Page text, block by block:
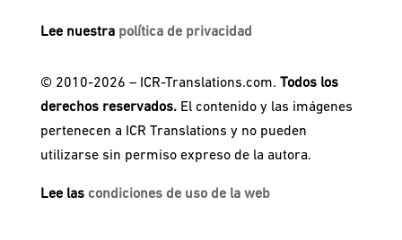
Lee nuestra política de privacidad
© 2010-2026 – ICR-Translations.com. Todos los
derechos reservados.El contenido y las imágenes
pertenecen a ICR Translations y no pueden
utilizarse sin permiso expreso de la autora.
Lee las condiciones de uso de la web